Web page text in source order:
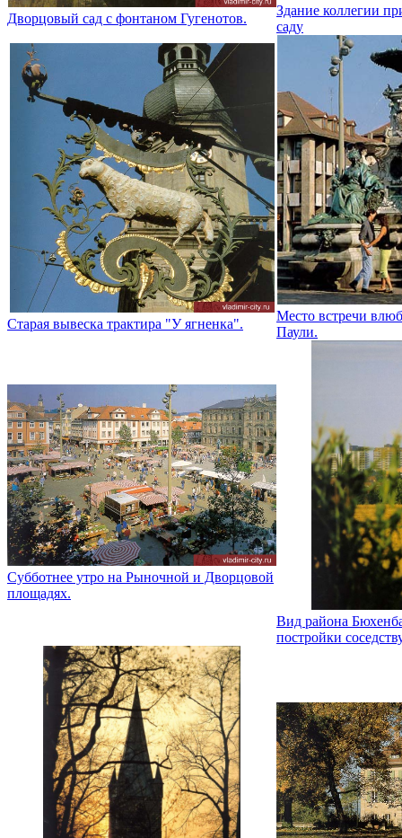
Дворцовый сад с фонтаном Гугенотов.
Здание коллегии
саду
Старая вывеска трактира "У ягненка".
Место встречи
Паули.
Субботнее утро на Рыночной и Дворцовой
площадях.
Вид района
постройки